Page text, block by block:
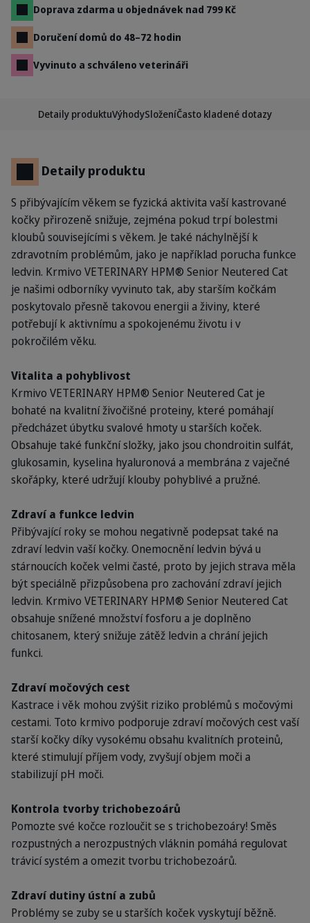
Doprava zdarma u objednávek nad 799 Kč
Doručení domů do 48–72 hodin
Vyvinuto a schváleno veterináři
Detaily produktuVýhodySloženíČasto kladené dotazy
Detaily produktu
S přibývajícím věkem se fyzická aktivita vaší kastrované
kočky přirozeně snižuje, zejména pokud trpí bolestmi
kloubů souvisejícími s věkem. Je také náchylnější k
zdravotním problémům, jako je například porucha funkce
ledvin. Krmivo VETERINARY HPM® Senior Neutered Cat
je našimi odborníky vyvinuto tak, aby starším kočkám
poskytovalo přesně takovou energii a živiny, které
potřebují k aktivnímu a spokojenému životu i v
pokročilém věku.
Vitalita a pohyblivost
Krmivo VETERINARY HPM® Senior Neutered Cat je
bohaté na kvalitní živočišné proteiny, které pomáhají
předcházet úbytku svalové hmoty u starších koček.
Obsahuje také funkční složky, jako jsou chondroitin sulfát,
glukosamin, kyselina hyaluronová a membrána z vaječné
skořápky, které udržují klouby pohyblivé a pružné.
Zdraví a funkce ledvin
Přibývající roky se mohou negativně podepsat také na
zdraví ledvin vaší kočky. Onemocnění ledvin bývá u
stárnoucích koček velmi časté, proto by jejich strava měla
být speciálně přizpůsobena pro zachování zdraví jejich
ledvin. Krmivo VETERINARY HPM® Senior Neutered Cat
obsahuje snížené množství fosforu a je doplněno
chitosanem, který snižuje zátěž ledvin a chrání jejich
funkci.
Zdraví močových cest
Kastrace i věk mohou zvýšit riziko problémů s močovými
cestami. Toto krmivo podporuje zdraví močových cest vaší
starší kočky díky vysokému obsahu kvalitních proteinů,
které stimulují příjem vody, zvyšují objem moči a
stabilizují pH moči.
Kontrola tvorby trichobezoárů
Pomozte své kočce rozloučit se s trichobezoáry! Směs
rozpustných a nerozpustných vláknin pomáhá regulovat
trávicí systém a omezit tvorbu trichobezoárů.
Zdraví dutiny ústní a zubů
Problémy se zuby se u starších koček vyskytují běžně.